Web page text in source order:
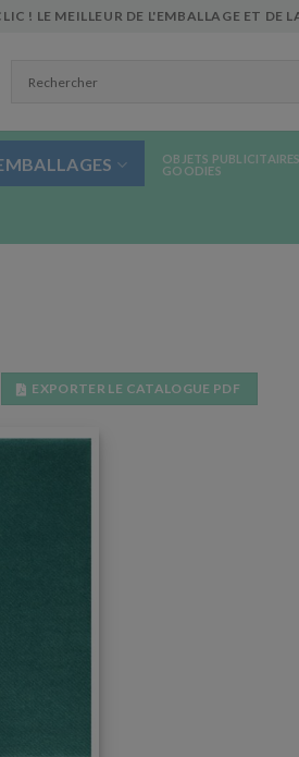
! LE MEILLEUR DE L'EMBALLAGE ET DE
OBJETS PUBLICITAIRES
GOODIES
EXPORTER LE CATALOGUE PDF